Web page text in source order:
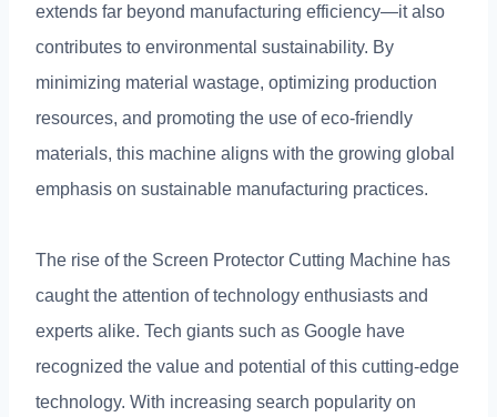
extends far beyond manufacturing efficiency—it also
contributes to environmental sustainability. By
minimizing material wastage, optimizing production
resources, and promoting the use of eco-friendly
materials, this machine aligns with the growing global
emphasis on sustainable manufacturing practices.
The rise of the Screen Protector Cutting Machine has
caught the attention of technology enthusiasts and
experts alike. Tech giants such as Google have
recognized the value and potential of this cutting-edge
technology. With increasing search popularity on